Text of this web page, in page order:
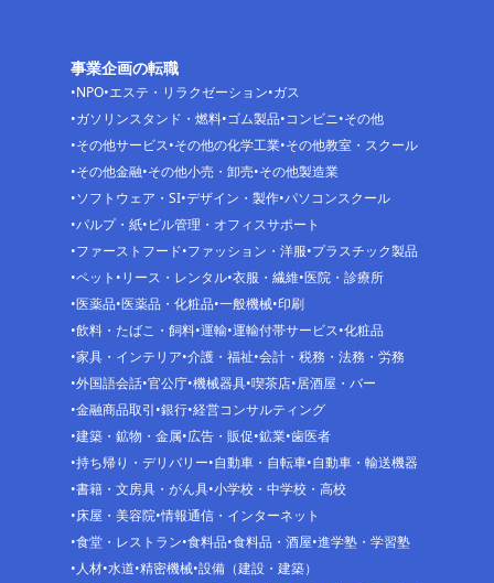
事業企画の転職
NPO エステ・リラクゼーション ガス
ガソリンスタンド・燃料 ゴム製品 コンビニ その他
その他サービス その他の化学工業 その他教室・スクール
その他金融 その他小売・卸売 その他製造業
ソフトウェア・SI デザイン・製作 パソコンスクール
パルプ・紙 ビル管理・オフィスサポート
ファーストフード ファッション・洋服 プラスチック製品
ペット リース・レンタル 衣服・繊維 医院・診療所
医薬品 医薬品・化粧品 一般機械 印刷
飲料・たばこ・飼料 運輸 運輸付帯サービス 化粧品
家具・インテリア 介護・福祉 会計・税務・法務・労務
外国語会話 官公庁 機械器具 喫茶店 居酒屋・バー
金融商品取引 銀行 経営コンサルティング
建築・鉱物・金属 広告・販促 鉱業 歯医者
持ち帰り・デリバリー 自動車・自転車 自動車・輸送機器
書籍・文房具・がん具 小学校・中学校・高校
床屋・美容院 情報通信・インターネット
食堂・レストラン 食料品 食料品・酒屋 進学塾・学習塾
人材 水道 精密機械 設備（建設・建築）